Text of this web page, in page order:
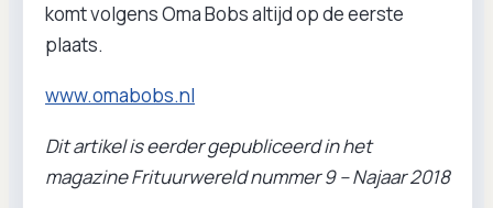
komt volgens Oma Bobs altijd op de eerste
plaats.
www.omabobs.nl
Dit artikel is eerder gepubliceerd in het
magazine Frituurwereld nummer 9 – Najaar 2018